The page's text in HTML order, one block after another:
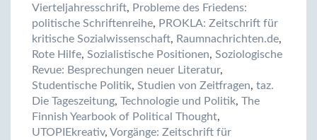
Vierteljahresschrift, Probleme des Friedens:
politische Schriftenreihe, PROKLA: Zeitschrift für
kritische Sozialwissenschaft, Raumnachrichten.de,
Rote Hilfe, Sozialistische Positionen, Soziologische
Revue: Besprechungen neuer Literatur,
Studentische Politik, Studien von Zeitfragen, taz.
Die Tageszeitung, Technologie und Politik, The
Finnish Yearbook of Political Thought,
UTOPIEkreativ, Vorgänge: Zeitschrift für